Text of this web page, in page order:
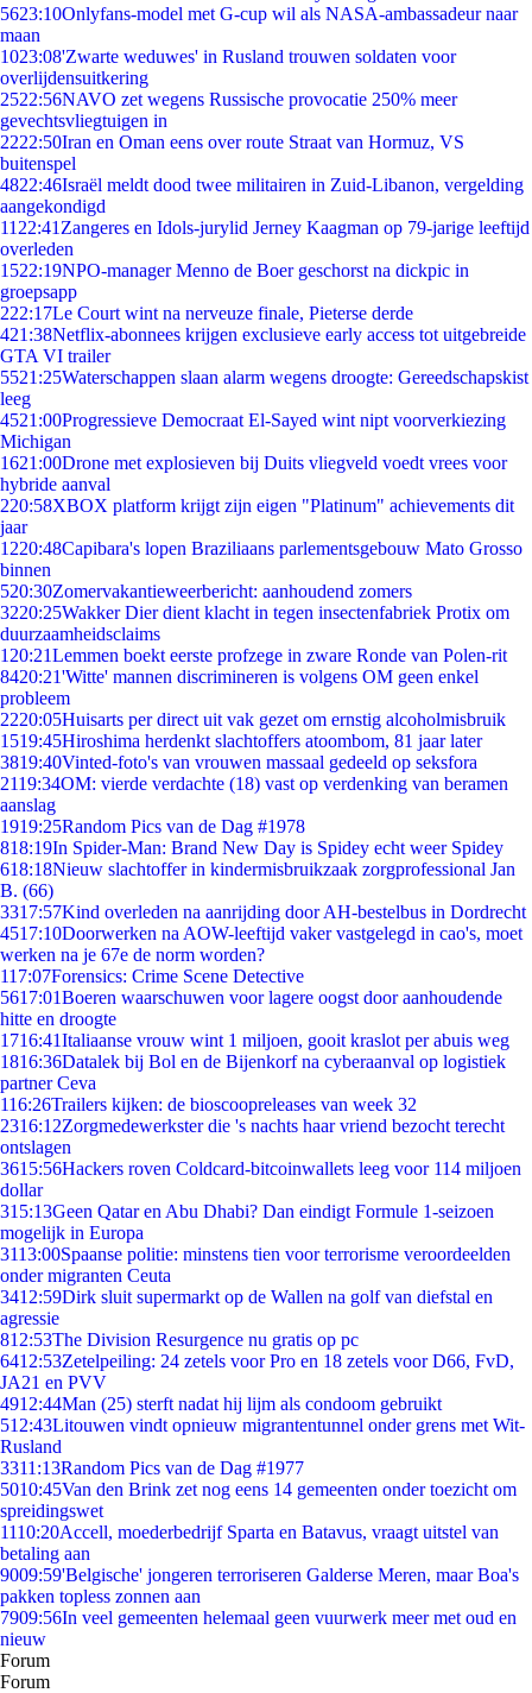
5623:10Onlyfans-model met G-cup wil als NASA-ambassadeur naar
maan
1023:08'Zwarte weduwes' in Rusland trouwen soldaten voor
overlijdensuitkering
2522:56NAVO zet wegens Russische provocatie 250% meer
gevechtsvliegtuigen in
2222:50Iran en Oman eens over route Straat van Hormuz, VS
buitenspel
4822:46Israël meldt dood twee militairen in Zuid-Libanon, vergelding
aangekondigd
11 22:41 Zangeres en Idols-jurylid Jerney Kaagman op 79-jarige leeftijd
overleden
1522:19NPO-manager Menno de Boer geschorst na dickpic in
groepsapp
222:17Le Court wint na nerveuze finale, Pieterse derde
421:38Netflix-abonnees krijgen exclusieve early access tot uitgebreide
GTA VI trailer
5521:25Waterschappen slaan alarm wegens droogte: Gereedschapskist
leeg
4521:00Progressieve Democraat El-Sayed wint nipt voorverkiezing
Michigan
1621:00Drone met explosieven bij Duits vliegveld voedt vrees voor
hybride aanval
220:58XBOX platform krijgt zijn eigen "Platinum" achievements dit
jaar
1220:48Capibara's lopen Braziliaans parlementsgebouw Mato Grosso
binnen
520:30Zomervakantieweerbericht: aanhoudend zomers
3220:25Wakker Dier dient klacht in tegen insectenfabriek Protix om
duurzaamheidsclaims
1 20:21Lemmen boekt eerste profzege in zware Ronde van Polen-rit
8420:21'Witte' mannen discrimineren is volgens OM geen enkel
probleem
2220:05Huisarts per direct uit vak gezet om ernstig alcoholmisbruik
1519:45Hiroshima herdenkt slachtoffers atoombom, 81 jaar later
3819:40Vinted-foto's van vrouwen massaal gedeeld op seksfora
2119:34OM: vierde verdachte (18) vast op verdenking van beramen
aanslag
1919:25Random Pics van de Dag #1978
818:19In Spider-Man: Brand New Day is Spidey echt weer Spidey
618:18Nieuw slachtoffer in kindermisbruikzaak zorgprofessional Jan
B. (66)
3317:57Kind overleden na aanrijding door AH-bestelbus in Dordrecht
4517:10Doorwerken na AOW-leeftijd vaker vastgelegd in cao's, moet
werken na je 67e de norm worden?
117:07Forensics: Crime Scene Detective
5617:01Boeren waarschuwen voor lagere oogst door aanhoudende
hitte en droogte
1716:41Italiaanse vrouw wint 1 miljoen, gooit kraslot per abuis weg
1816:36Datalek bij Bol en de Bijenkorf na cyberaanval op logistiek
partner Ceva
116:26Trailers kijken: de bioscoopreleases van week 32
2316:12Zorgmedewerkster die 's nachts haar vriend bezocht terecht
ontslagen
3615:56Hackers roven Coldcard-bitcoinwallets leeg voor 114 miljoen
dollar
315:13Geen Qatar en Abu Dhabi? Dan eindigt Formule 1-seizoen
mogelijk in Europa
3113:00Spaanse politie: minstens tien voor terrorisme veroordeelden
onder migranten Ceuta
3412:59Dirk sluit supermarkt op de Wallen na golf van diefstal en
agressie
812:53The Division Resurgence nu gratis op pc
6412:53Zetelpeiling: 24 zetels voor Pro en 18 zetels voor D66, FvD,
JA21 en PVV
4912:44Man (25) sterft nadat hij lijm als condoom gebruikt
512:43Litouwen vindt opnieuw migrantentunnel onder grens met Wit-
Rusland
3311:13Random Pics van de Dag #1977
5010:45Van den Brink zet nog eens 14 gemeenten onder toezicht om
spreidingswet
1110:20Accell, moederbedrijf Sparta en Batavus, vraagt uitstel van
betaling aan
9009:59'Belgische' jongeren terroriseren Galderse Meren, maar Boa's
pakken topless zonnen aan
7909:56In veel gemeenten helemaal geen vuurwerk meer met oud en
nieuw
Forum
Forum